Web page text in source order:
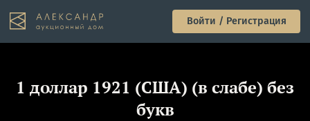
Войти / Регистрация
1 доллар 1921 (США) (в слабе) без
букв